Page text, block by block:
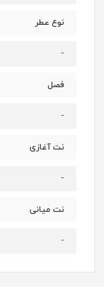
نوع عطر
-
فصل
-
نت آغازی
-
نت میانی
-